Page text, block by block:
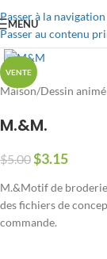
Passer à la navigation
Passer au contenu
MENU
VENTE
Maison/Dessin animé
M.&M.
$5.00$3.15
M.&Motif de
des fichiers de
commande.